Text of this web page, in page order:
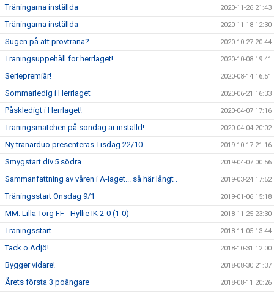
Träningarna inställda 2020-11-26 21:43
Träningarna inställda 2020-11-18 12:30
Sugen på att provträna? 2020-10-27 20:44
Träningsuppehåll för herrlaget! 2020-10-08 19:41
Seriepremiär! 2020-08-14 16:51
Sommarledig i Herrlaget 2020-06-21 16:33
Påskledigt i Herrlaget! 2020-04-07 17:16
Träningsmatchen på söndag är inställd! 2020-04-04 20:02
Ny tränarduo presenteras Tisdag 22/10 2019-10-17 21:16
Smygstart div.5 södra 2019-04-07 00:56
Sammanfattning av våren i A-laget... så här långt . 2019-03-24 17:52
Träningsstart Onsdag 9/1 2019-01-06 15:18
MM: Lilla Torg FF - Hyllie IK 2-0 (1-0) 2018-11-25 23:30
Träningsstart 2018-11-05 13:44
Tack o Adjö! 2018-10-31 12:00
Bygger vidare! 2018-08-30 21:37
Årets första 3 poängare 2018-08-11 20:26